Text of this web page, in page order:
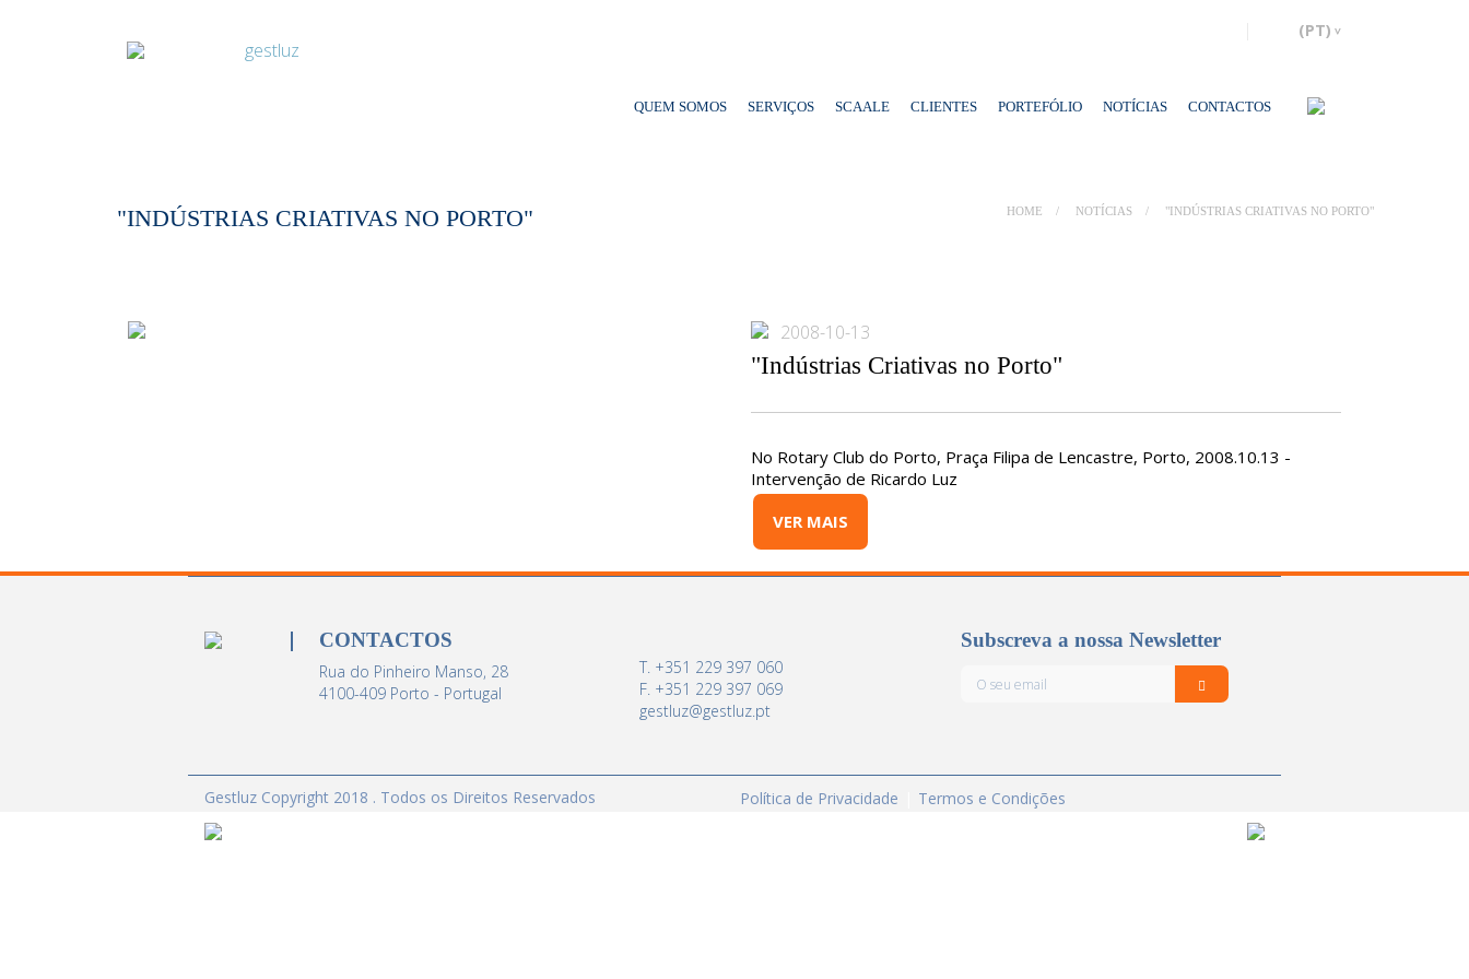
QUEM SOMOS SERVIÇOS SCAALE CLIENTES PORTEFÓLIO NOTÍCIAS CONTACTOS
"INDÚSTRIAS CRIATIVAS NO PORTO" HOME NOTÍCIAS "INDÚSTRIAS CRIATIVAS NO PORTO"
2008-10-13
"Indústrias Criativas no Porto"
No Rotary Club do Porto, Praça Filipa de Lencastre, Porto, 2008.10.13 -
Intervenção de Ricardo Luz
VER MAIS
CONTACTOS
Rua do Pinheiro Manso, 28
4100-409 Porto - Portugal
T. +351 229 397 060
F. +351 229 397 069
gestluz@gestluz.pt
Subscreva a nossa Newsletter
Gestluz Copyright 2018 . Todos os Direitos Reservados Política de Privacidade Termos e Condições